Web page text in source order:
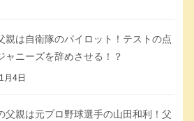
親は自衛隊のパイロット！テストの点
ャニーズを辞めさせる！？
月4日
父親は元プロ野球選手の山田和利！父